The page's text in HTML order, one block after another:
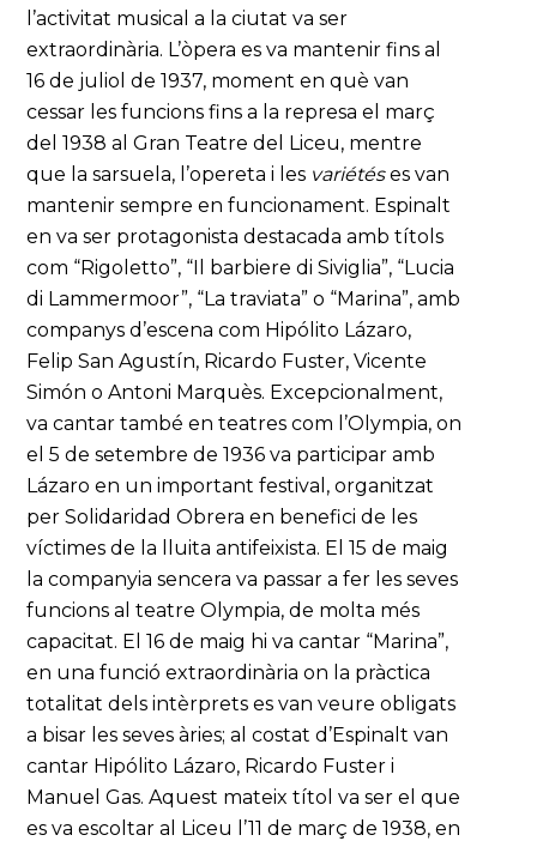
l’activitat musical a la ciutat va ser
extraordinària. L’òpera es va mantenir fins al
16 de juliol de 1937, moment en què van
cessar les funcions fins a la represa el març
del 1938 al Gran Teatre del Liceu, mentre
que la sarsuela, l’opereta i les variétéses van
mantenir sempre en funcionament. Espinalt
en va ser protagonista destacada amb títols
com “Rigoletto”, “Il barbiere di Siviglia”, “Lucia
di Lammermoor”, “La traviata” o “Marina”, amb
companys d’escena com Hipólito Lázaro,
Felip San Agustín, Ricardo Fuster, Vicente
Simón o Antoni Marquès. Excepcionalment,
va cantar també en teatres com l’Olympia, on
el 5 de setembre de 1936 va participar amb
Lázaro en un important festival, organitzat
per Solidaridad Obrera en benefici de les
víctimes de la lluita antifeixista. El 15 de maig
la companyia sencera va passar a fer les seves
funcions al teatre Olympia, de molta més
capacitat. El 16 de maig hi va cantar “Marina”,
en una funció extraordinària on la pràctica
totalitat dels intèrprets es van veure obligats
a bisar les seves àries; al costat d’Espinalt van
cantar Hipólito Lázaro, Ricardo Fuster i
Manuel Gas. Aquest mateix títol va ser el que
es va escoltar al Liceu l’11 de març de 1938, en